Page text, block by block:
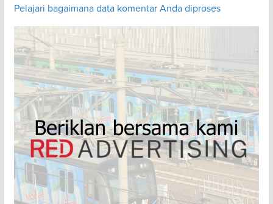
Pelajari bagaimana data komentar Anda diproses